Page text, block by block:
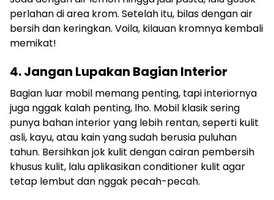
perlahan di area krom. Setelah itu, bilas dengan air
bersih dan keringkan. Voila, kilauan kromnya kembali
memikat!
4. Jangan Lupakan Bagian Interior
Bagian luar mobil memang penting, tapi interiornya
juga nggak kalah penting, lho. Mobil klasik sering
punya bahan interior yang lebih rentan, seperti kulit
asli, kayu, atau kain yang sudah berusia puluhan
tahun. Bersihkan jok kulit dengan cairan pembersih
khusus kulit, lalu aplikasikan conditioner kulit agar
tetap lembut dan nggak pecah-pecah.